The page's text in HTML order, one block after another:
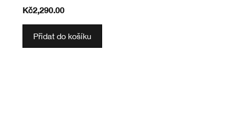
Kč2,290.00
Přidat do košíku